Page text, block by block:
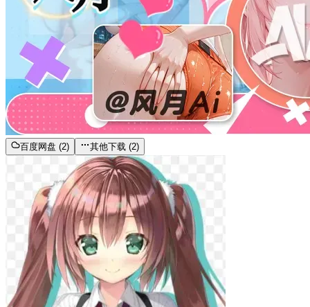
百度网盘 (2) 其他下载 (2)